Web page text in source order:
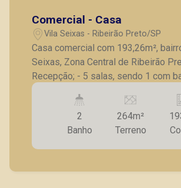
Comercial - Casa
Vila Seixas - Ribeirão Preto/SP
Casa comercial com 193,26m²,
Seixas, Zona Central de Ribeirão
Recepção; - 5 salas, sendo 1 com
privativo; - Banheiro social; - Copa; -
serviço na parte externa. A Piramid tem como
objetivo atender seus clientes com
segurança, em locação, vendas de
prontos, usados ou mesmo nos
2
Banho
264m²
Terreno